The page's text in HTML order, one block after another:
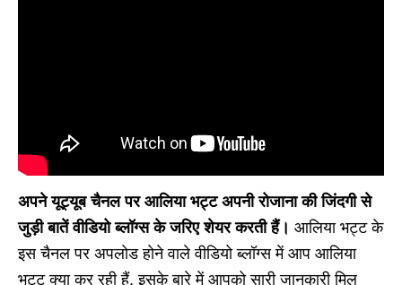
अपने यूट्यूब चैनल पर आलिया भट्ट अपनी रोजाना की जिंदगी से
जुड़ी बातें वीडियो ब्लॉग्स के जरिए शेयर करती हैं। आलिया भट्ट के
इस चैनल पर अपलोड होने वाले वीडियो ब्लॉग्स में आप आलिया
भट्ट क्या कर रही हैं, इसके बारे में आपको सारी जानकारी मिल